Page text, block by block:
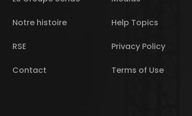
Notre histoire
RSE
Contact
Help Topics
Privacy Policy
Terms of Use